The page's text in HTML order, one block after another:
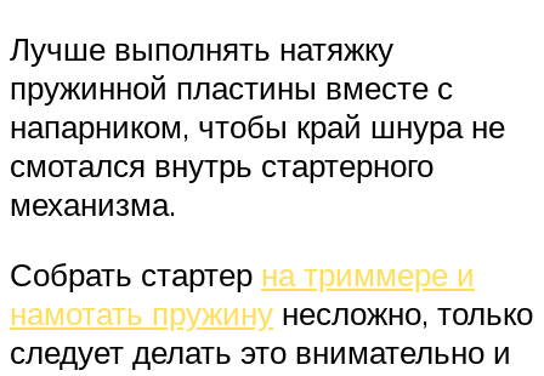
Лучше выполнять натяжку
пружинной пластины вместе с
напарником, чтобы край шнура не
смотался внутрь стартерного
механизма.
Собрать стартер на триммере и
намотать пружину несложно, только
следует делать это внимательно и